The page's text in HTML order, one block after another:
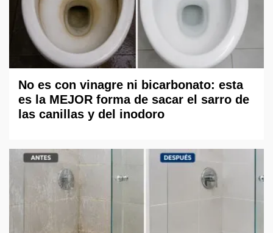
No es con vinagre ni bicarbonato: esta
es la MEJOR forma de sacar el sarro de
las canillas y del inodoro